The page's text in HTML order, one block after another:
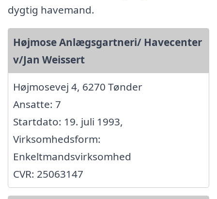
dygtig havemand.
Højmose Anlægsgartneri/ Havecenter
v/Jan Weissert
Højmosevej 4, 6270 Tønder
Ansatte: 7
Startdato: 19. juli 1993,
Virksomhedsform:
Enkeltmandsvirksomhed
CVR: 25063147